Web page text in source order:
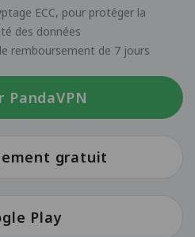
ECC, pour protéger la
des données
remboursement de 7 jours
PandaVPN
gratuit
Play